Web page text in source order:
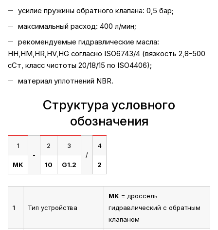
усилие пружины обратного клапана: 0,5 бар;
максимальный расход: 400 л/мин;
рекомендуемые гидравлические масла:
HH,HM,HR,HV,HG согласно ISO6743/4 (вязкость 2,8-500
сСт, класс чистоты 20/18/15 по ISO4406);
материал уплотнений NBR.
Структура условного
обозначения
1
-
2
3
/
4
MK 10 G1.2 2
1 Тип устройства
MK = дроссель
гидравлический с обратным
клапаном